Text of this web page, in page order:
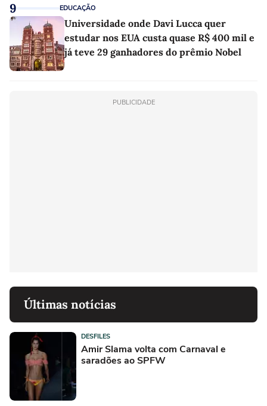
9 EDUCAÇÃO
Universidade onde Davi Lucca quer
estudar nos EUA custa quase R$ 400 mil e
já teve 29 ganhadores do prêmio Nobel
PUBLICIDADE
Últimas notícias
DESFILES
Amir Slama volta com Carnaval e
saradões ao SPFW